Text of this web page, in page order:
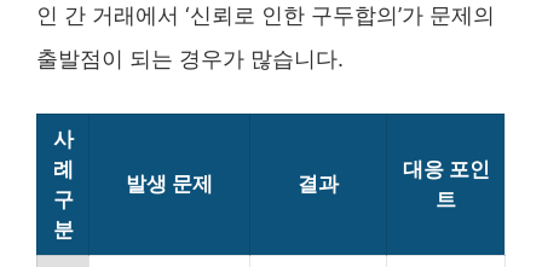
인 간 거래에서 ‘신뢰로 인한 구두합의’가 문제의
출발점이 되는 경우가 많습니다.
사
례
구
분
발생 문제 결과
대응 포인
트